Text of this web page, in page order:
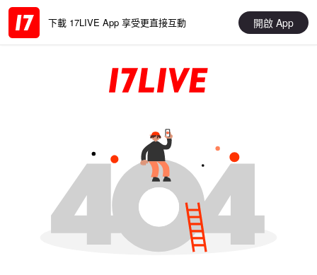
下載 17LIVE App 享受更直接互動 開啟 App